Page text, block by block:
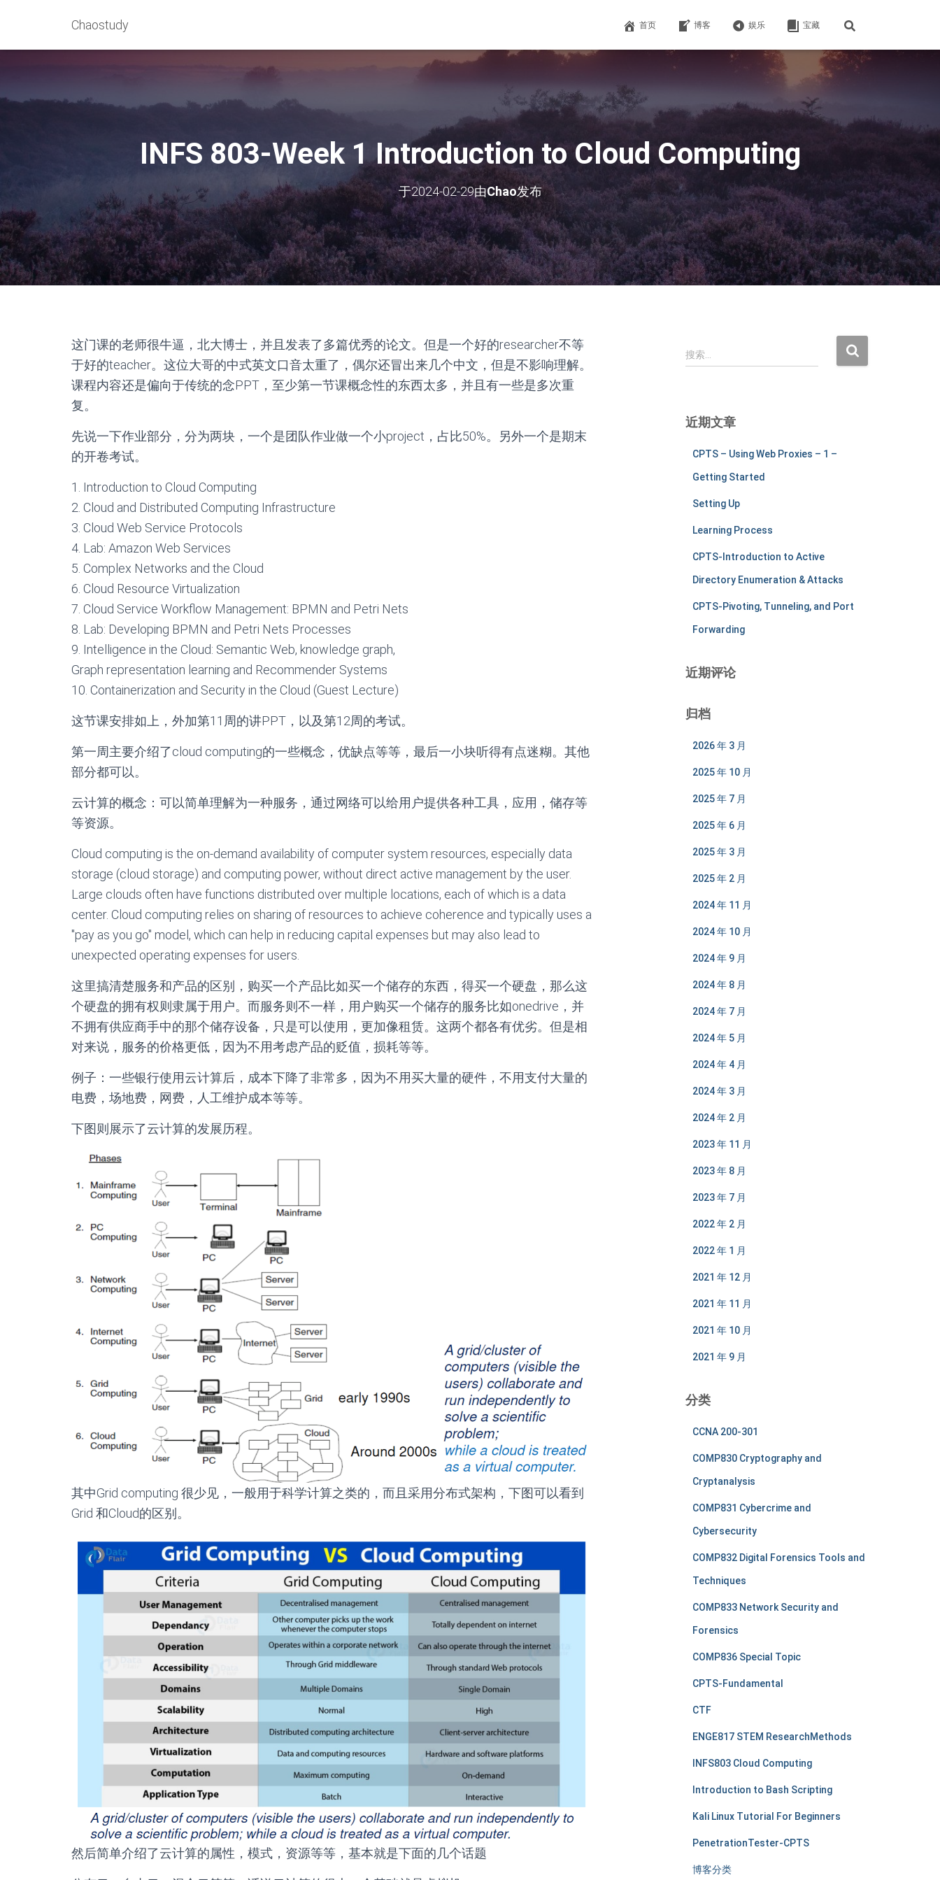
Chaostudy 首页 博客 娱乐 宝藏
INFS 803-Week 1 Introduction to Cloud Computing
于2024-02-29由Chao发布
这门课的老师很牛逼，北大博士，并且发表了多篇优秀的论文。但是一个好的researcher不等
于好的teacher。这位大哥的中式英文口音太重了，偶尔还冒出来几个中文，但是不影响理解。
课程内容还是偏向于传统的念PPT，至少第一节课概念性的东西太多，并且有一些是多次重
复。
先说一下作业部分，分为两块，一个是团队作业做一个小project，占比50%。另外一个是期末
的开卷考试。
1. Introduction to Cloud Computing
2. Cloud and Distributed Computing Infrastructure
3. Cloud Web Service Protocols
4. Lab: Amazon Web Services
5. Complex Networks and the Cloud
6. Cloud Resource Virtualization
7. Cloud Service Workflow Management: BPMN and Petri Nets
8. Lab: Developing BPMN and Petri Nets Processes
9. Intelligence in the Cloud: Semantic Web, knowledge graph,
Graph representation learning and Recommender Systems
10. Containerization and Security in the Cloud (Guest Lecture)
这节课安排如上，外加第11周的讲PPT，以及第12周的考试。
第一周主要介绍了cloud computing的一些概念，优缺点等等，最后一小块听得有点迷糊。其他
部分都可以。
云计算的概念：可以简单理解为一种服务，通过网络可以给用户提供各种工具，应用，储存等
等资源。
Cloud computing is the on-demand availability of computer system resources, especially data
storage (cloud storage) and computing power, without direct active management by the user.
Large clouds often have functions distributed over multiple locations, each of which is a data
center. Cloud computing relies on sharing of resources to achieve coherence and typically uses a
"pay as you go" model, which can help in reducing capital expenses but may also lead to
unexpected operating expenses for users.
这里搞清楚服务和产品的区别，购买一个产品比如买一个储存的东西，得买一个硬盘，那么这
个硬盘的拥有权则隶属于用户。而服务则不一样，用户购买一个储存的服务比如onedrive，并
不拥有供应商手中的那个储存设备，只是可以使用，更加像租赁。这两个都各有优劣。但是相
对来说，服务的价格更低，因为不用考虑产品的贬值，损耗等等。
例子：一些银行使用云计算后，成本下降了非常多，因为不用买大量的硬件，不用支付大量的
电费，场地费，网费，人工维护成本等等。
下图则展示了云计算的发展历程。
其中Grid computing 很少见，一般用于科学计算之类的，而且采用分布式架构，下图可以看到
Grid 和Cloud的区别。
然后简单介绍了云计算的属性，模式，资源等等，基本就是下面的几个话题
搜
索
搜索…
近期文章
CPTS – Using Web Proxies – 1 –
Getting Started
Setting Up
Learning Process
CPTS-Introduction to Active
Directory Enumeration & Attacks
CPTS-Pivoting, Tunneling, and Port
Forwarding
近期评论
归档
2026 年 3 月
2025 年 10 月
2025 年 7 月
2025 年 6 月
2025 年 3 月
2025 年 2 月
2024 年 11 月
2024 年 10 月
2024 年 9 月
2024 年 8 月
2024 年 7 月
2024 年 5 月
2024 年 4 月
2024 年 3 月
2024 年 2 月
2023 年 11 月
2023 年 8 月
2023 年 7 月
2022 年 2 月
2022 年 1 月
2021 年 12 月
2021 年 11 月
2021 年 10 月
2021 年 9 月
分类
CCNA 200-301
COMP830 Cryptography and
Cryptanalysis
COMP831 Cybercrime and
Cybersecurity
COMP832 Digital Forensics Tools and
Techniques
COMP833 Network Security and
Forensics
COMP836 Special Topic
CPTS-Fundamental
CTF
ENGE817 STEM ResearchMethods
INFS803 Cloud Computing
Introduction to Bash Scripting
Kali Linux Tutorial For Beginners
PenetrationTester-CPTS
博客分类